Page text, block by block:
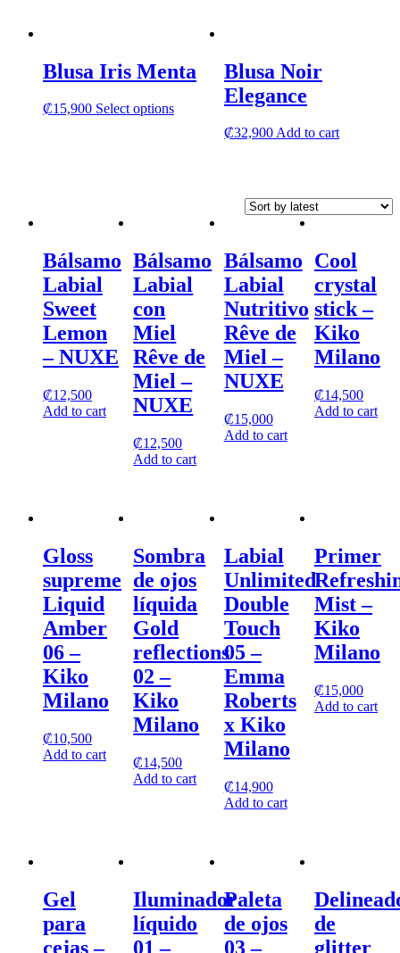
Blusa Iris Menta
₡15,900 Select optionsThis
on
the
Blusa Noir
Elegance
₡32,900Add to cart
Bálsamo
Labial
Sweet
Lemon
– NUXE
₡12,500
Add to cart
Bálsamo
Labial
con
Miel
Rêve de
Miel –
NUXE
₡12,500
Add to cart
Bálsamo
Labial
Nutritivo
Rêve de
Miel –
NUXE
₡15,000
Add to cart
Cool
crystal
stick –
Kiko
Milano
₡14,500
Add to cart
Gloss
supreme
Liquid
Amber
06 –
Kiko
Milano
₡10,500
Add to cart
Sombra
de ojos
líquida
Gold
reflections
02 –
Kiko
Milano
₡14,500
Add to cart
Labial
Unlimited
Double
Touch
05 –
Emma
Roberts
x Kiko
Milano
₡14,900
Add to cart
Primer
Mist –
Kiko
Milano
₡15,000
Add to cart
Gel
para
cejas –
Iluminador
líquido
01 –
Paleta
de ojos
03 –
de
glitter